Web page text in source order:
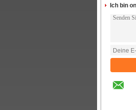
Ich bin